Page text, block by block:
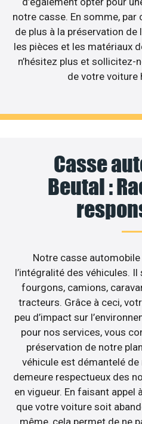
notre casse. En somme, par
de plus à la préservation de
les pièces et les matériaux
n’hésitez plus et sollicitez-
de votre voiture
Casse
Beutal :
Notre casse
l’intégralité des véhicules.
fourgons, camions,
tracteurs. Grâce à ceci,
peu d’impact sur
pour nos services, vous
préservation de notre
véhicule est démantelé
demeure respectueux des
en vigueur. En faisant appel
que votre voiture soit